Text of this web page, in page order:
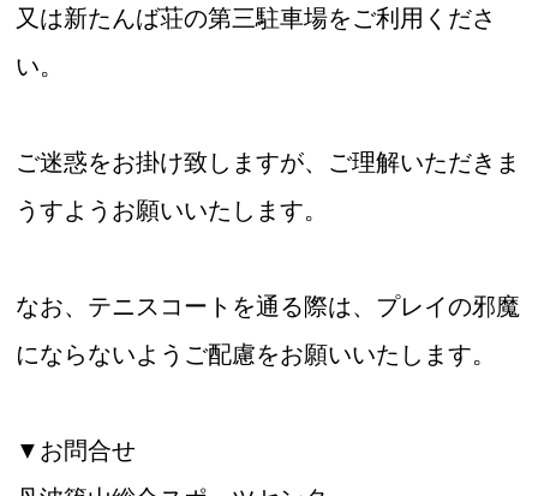
又は新たんば荘の第三駐車場をご利用くださ
い。
ご迷惑をお掛け致しますが、ご理解いただきま
うすようお願いいたします。
なお、テニスコートを通る際は、プレイの邪魔
にならないようご配慮をお願いいたします。
▼お問合せ